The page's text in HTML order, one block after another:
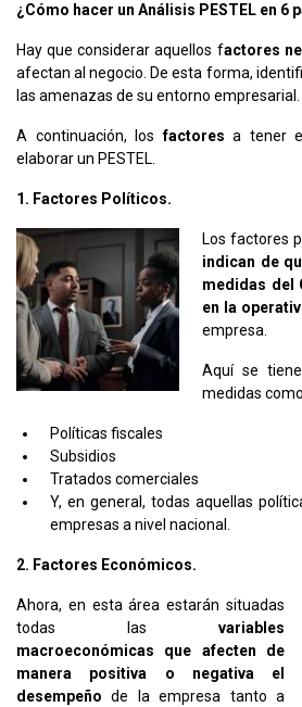
¿Cómo hacer un Análisis PESTEL en 6
Hay que considerar aquellos factores
afectan al negocio. De esta forma,
las amenazas de su entorno empresarial.
A continuación, losfactores a tener
elaborar un PESTEL.
1. Factores Políticos.
Los factores
indican de
medidas del
en la
empresa.
Aquí se
medidas
Políticas fiscales
Subsidios
Tratados comerciales
Y, en general, todas aquellas
empresas a nivel nacional.
2. Factores Económicos.
Ahora, en esta área estarán situadas
todas las variables
macroeconómicas que afecten de
manera positiva o negativa el
desempeño de la empresa tanto a